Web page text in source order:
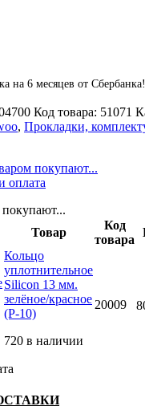
на 6 месяцев от Сбербанка!
Код товара: 51071
, Прокладки,
покупают...
оплата
Товар
Код
товара
Кольцо
уплотнительное
Silicon 13 мм.
зелёное/красное
(Р-10)
720 в наличии
20009